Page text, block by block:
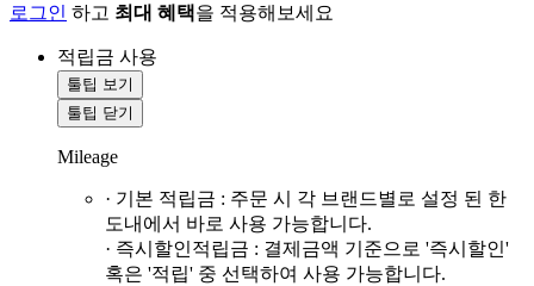
로그인 하고 최대 혜택을 적용해보세요
적립금 사용
툴팁 보기
툴팁 닫기
Mileage
· 기본 적립금 : 주문 시 각 브랜드별로 설정 된 한
도내에서 바로 사용 가능합니다.
· 즉시할인적립금 : 결제금액 기준으로 '즉시할인'
혹은 '적립' 중 선택하여 사용 가능합니다.